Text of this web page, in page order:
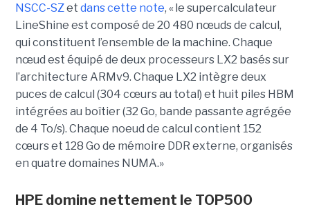
NSCC-SZet dans cette note, « le supercalculateur
LineShine est composé de 20 480 nœuds de calcul,
qui constituent l’ensemble de la machine. Chaque
nœud est équipé de deux processeurs LX2 basés sur
l’architecture ARMv9. Chaque LX2 intègre deux
puces de calcul (304 cœurs au total) et huit piles HBM
intégrées au boîtier (32 Go, bande passante agrégée
de 4 To/s). Chaque noeud de calcul contient 152
cœurs et 128 Go de mémoire DDR externe, organisés
en quatre domaines NUMA.»
HPE domine nettement le TOP500